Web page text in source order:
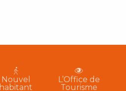
Nouvel
habitant
L’Office de
Tourisme